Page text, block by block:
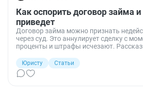
Как оспорить договор займа
приведет
Договор займа можно признать
через суд. Это аннулирует сделку с
проценты и штрафы исчезают.
правильно сделать?
Юристу
Статьи